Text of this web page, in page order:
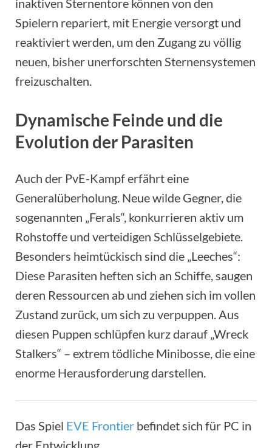
inaktiven Sternentore können von den
Spielern repariert, mit Energie versorgt und
reaktiviert werden, um den Zugang zu völlig
neuen, bisher unerforschten Sternensystemen
freizuschalten.
Dynamische Feinde und die
Evolution der Parasiten
Auch der PvE-Kampf erfährt eine
Generalüberholung. Neue wilde Gegner, die
sogenannten „Ferals“, konkurrieren aktiv um
Rohstoffe und verteidigen Schlüsselgebiete.
Besonders heimtückisch sind die „Leeches“:
Diese Parasiten heften sich an Schiffe, saugen
deren Ressourcen ab und ziehen sich im vollen
Zustand zurück, um sich zu verpuppen. Aus
diesen Puppen schlüpfen kurz darauf „Wreck
Stalkers“ – extrem tödliche Minibosse, die eine
enorme Herausforderung darstellen.
Das Spiel EVE Frontier befindet sich für PC in
der Entwicklung.